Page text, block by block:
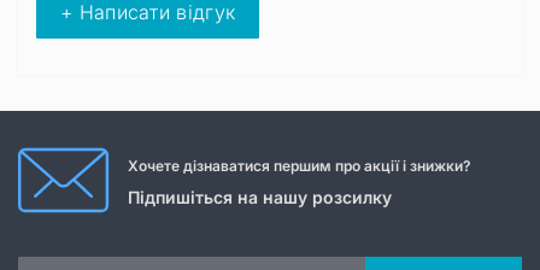
+ Написати відгук
Хочете дізнаватися першим про акції і знижки?
Підпишіться на нашу розсилку